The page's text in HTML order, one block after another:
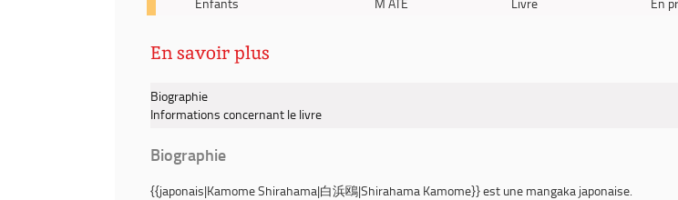
-
des
Sorciers
14
En savoir plus
Biographie
Informations concernant le livre
Biographie
{{japonais|Kamome Shirahama|白浜鴎|Shirahama Kamome}} est une mangaka japonaise.